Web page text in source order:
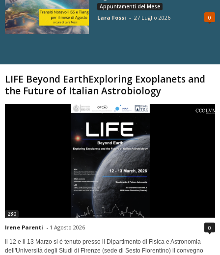
Appuntamenti del Mese
Lara Fossi - 27 Luglio 2026 0
LIFE Beyond EarthExploring Exoplanets and
the Future of Italian Astrobiology
280
Irene Parenti - 1 Agosto 2026 0
Il 12 e il 13 Marzo si è tenuto presso il Dipartimento di Fisica e Astronomia
dell'Università degli Studi di Firenze (sede di Sesto Fiorentino) il convegno